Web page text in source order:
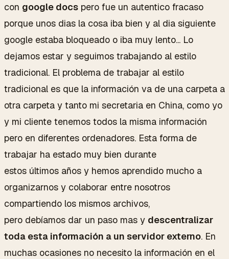
con google docs pero fue un autentico fracaso
porque unos dias la cosa iba bien y al dia siguiente
google estaba bloqueado o iba muy lento... Lo
dejamos estar y seguimos trabajando al estilo
tradicional. El problema de trabajar al estilo
tradicional es que la información va de una carpeta a
otra carpeta y tanto mi secretaria en China, como yo
y mi cliente tenemos todos la misma información
pero en diferentes ordenadores. Esta forma de
trabajar ha estado muy bien durante
estos últimos años y hemos aprendido mucho a
organizarnos y colaborar entre nosotros
compartiendo los mismos archivos,
pero debíamos dar un paso mas y descentralizar
toda esta información a un servidor externo. En
muchas ocasiones no necesito la información en el